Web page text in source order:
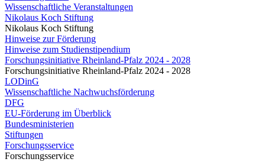
Wissenschaftliche Veranstaltungen
Nikolaus Koch Stiftung
Nikolaus Koch Stiftung
Hinweise zur Förderung
Hinweise zum Studienstipendium
Forschungsinitiative Rheinland-Pfalz 2024 - 2028
Forschungsinitiative Rheinland-Pfalz 2024 - 2028
LODinG
Wissenschaftliche Nachwuchsförderung
DFG
EU-Förderung im Überblick
Bundesministerien
Stiftungen
Forschungsservice
Forschungsservice